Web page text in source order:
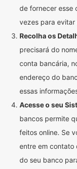
de fornecer esse
vezes para evitar
Recolha os
precisará do
conta bancária,
endereço do
essas
Acesse o seu
bancos permite
feitos online. Se
entre em contato
do seu banco